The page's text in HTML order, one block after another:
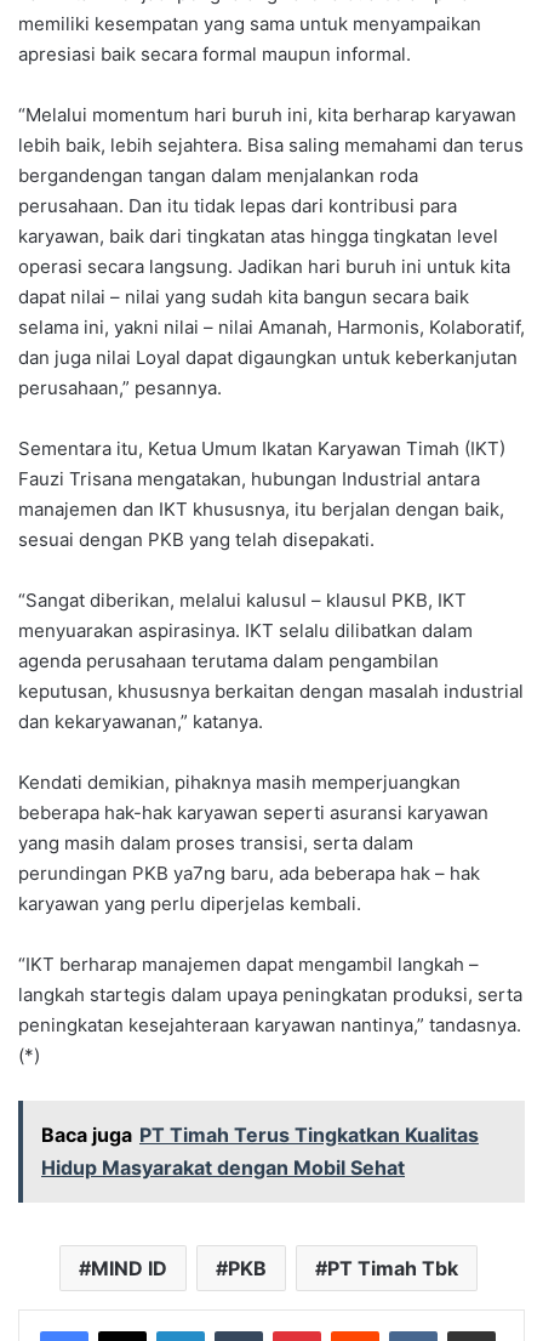
memiliki kesempatan yang sama untuk menyampaikan
apresiasi baik secara formal maupun informal.
“Melalui momentum hari buruh ini, kita berharap karyawan
lebih baik, lebih sejahtera. Bisa saling memahami dan terus
bergandengan tangan dalam menjalankan roda
perusahaan. Dan itu tidak lepas dari kontribusi para
karyawan, baik dari tingkatan atas hingga tingkatan level
operasi secara langsung. Jadikan hari buruh ini untuk kita
dapat nilai – nilai yang sudah kita bangun secara baik
selama ini, yakni nilai – nilai Amanah, Harmonis, Kolaboratif,
dan juga nilai Loyal dapat digaungkan untuk keberkanjutan
perusahaan,” pesannya.
Sementara itu, Ketua Umum Ikatan Karyawan Timah (IKT)
Fauzi Trisana mengatakan, hubungan Industrial antara
manajemen dan IKT khususnya, itu berjalan dengan baik,
sesuai dengan PKB yang telah disepakati.
“Sangat diberikan, melalui kalusul – klausul PKB, IKT
menyuarakan aspirasinya. IKT selalu dilibatkan dalam
agenda perusahaan terutama dalam pengambilan
keputusan, khususnya berkaitan dengan masalah industrial
dan kekaryawanan,” katanya.
Kendati demikian, pihaknya masih memperjuangkan
beberapa hak-hak karyawan seperti asuransi karyawan
yang masih dalam proses transisi, serta dalam
perundingan PKB ya7ng baru, ada beberapa hak – hak
karyawan yang perlu diperjelas kembali.
“IKT berharap manajemen dapat mengambil langkah –
langkah startegis dalam upaya peningkatan produksi, serta
peningkatan kesejahteraan karyawan nantinya,” tandasnya.
(*)
Baca juga PT Timah Terus Tingkatkan Kualitas
Hidup Masyarakat dengan Mobil Sehat
MIND ID PKB PT Timah Tbk
LinkedInTumblr PinterestReddit VKontakteShare via Email